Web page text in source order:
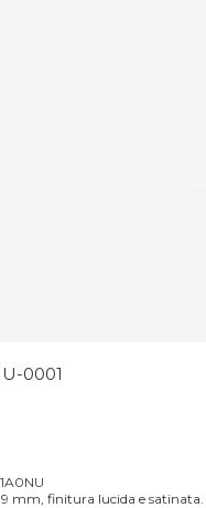
0001
mm, finitura lucida e satinata.